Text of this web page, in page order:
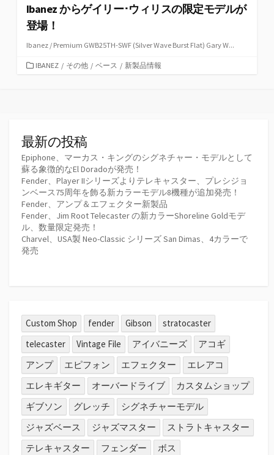
Ibanez からゲイリー･ウィリスの限定モデルが
登場！
Ibanez / Premium GWB25TH-SWF (Silver Wave Burst Flat) Gary W...
カIBANEZ / その他 / ベース / 新製品情報
最新の投稿
Epiphone、マーカス・キングのシグネチャー・モデルとして
蘇る象徴的なEl Doradoが発売！
Fender、Player IIシリーズよりテレキャスター、プレシジョ
ンベース75周年を飾る新カラーモデル8機種が追加発売！
Fender、アンプ＆エフェクター新製品
Fender、Jim Root Telecaster の新カラーShoreline Goldモデ
ル、数量限定発売！
Charvel、USA製 Neo-Classic シリーズ San Dimas、4カラーで
発売
Custom Shop fender Gibson
stratocaster
telecaster
Vintage File アイバニーズ
アコギ
アンプ
エピフォン エフェクター
エレアコ
エレキギター
オーバードライブ
カスタムショップ
ギブソン
グレッチ
シグネチャーモデル
ジャズベース
ジャズマスター
ストラトキャスター
テレキャスター
フェンダー
ボス